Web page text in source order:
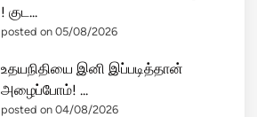
! குட...
posted on 05/08/2026
உதயநிதியை இனி இப்படித்தான்
அழைப்போம்! ...
posted on 04/08/2026